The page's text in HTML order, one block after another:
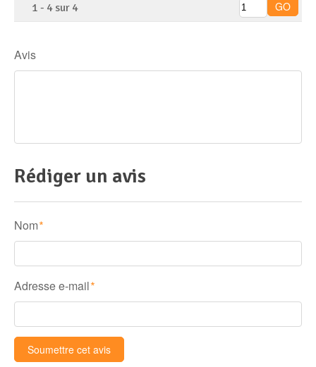
1 - 4 sur 4
Avis
Rédiger un avis
Nom *
Adresse e-mail *